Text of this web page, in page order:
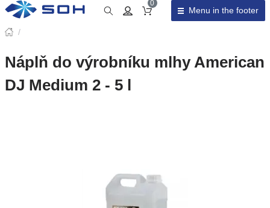
Cart total
0
Menu in the footer
/
Náplň do výrobníku mlhy American
DJ Medium 2 - 5 l